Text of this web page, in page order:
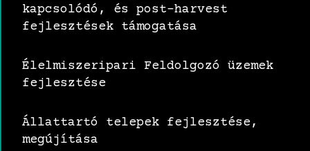
kapcsolódó, és post-harvest
fejlesztések támogatása
Élelmiszeripari Feldolgozó üzemek
fejlesztése
Állattartó telepek fejlesztése,
megújítása